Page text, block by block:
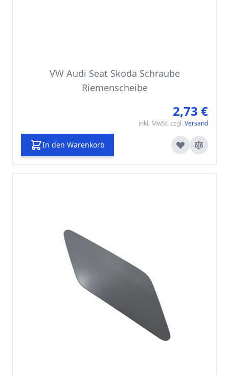
VW Audi Seat Skoda Schraube
Riemenscheibe
2,73 €
inkl. MwSt. zzgl. Versand
In den Warenkorb